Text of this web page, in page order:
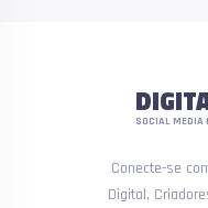
SOCIAL MEDIA
Conecte-se
Digital,